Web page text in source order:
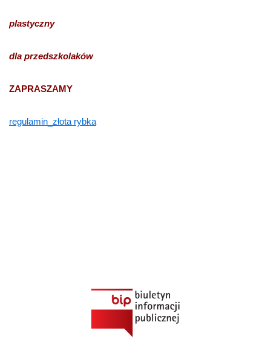
plastyczny
dla przedszkolaków
ZAPRASZAMY
regulamin_złota rybka